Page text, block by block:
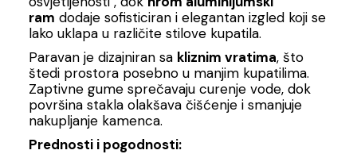
ram dodaje sofisticiran i elegantan izgled koji se
lako uklapa u različite stilove kupatila.
Paravan je dizajniran sa kliznim vratima, što
štedi prostora posebno u manjim kupatilima.
Zaptivne gume sprečavaju curenje vode, dok
površina stakla olakšava čišćenje i smanjuje
nakupljanje kamenca.
Prednosti i pogodnosti: